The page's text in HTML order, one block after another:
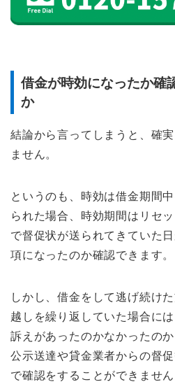
借金が時効になったか確
か
結論から言ってしまうと、確
ません。
というのも、時効は借金期間
られた場合、時効期間はリセ
で督促状が送られてきていた
項になったのか確認できます。
しかし、借金をして逃げ続け
越しを繰り返していた場合に
訴えがあったのかなかったの
公示送達や貸金業者からの督
で確認をすることができません